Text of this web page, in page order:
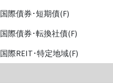
国際債券･短期債(F)
国際債券･転換社債(F)
国際REIT･特定地域(F)